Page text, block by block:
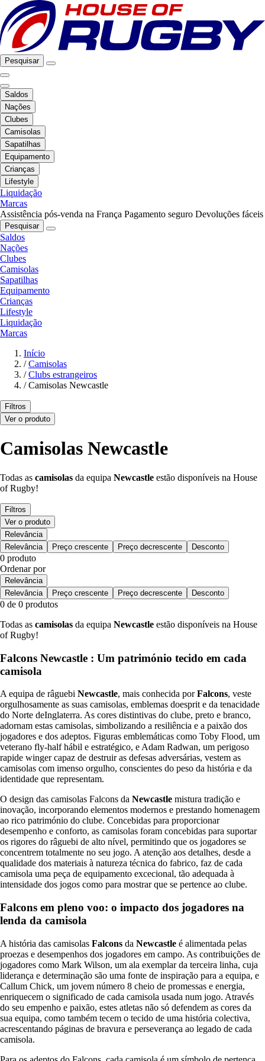
Pesquisar
Saldos
Nações
Clubes
Camisolas
Sapatilhas
Equipamento
Crianças
Lifestyle
Liquidação
Marcas
Assistência pós-venda na França Pagamento seguro Devoluções fáceis
Pesquisar
Saldos
Nações
Clubes
Camisolas
Sapatilhas
Equipamento
Crianças
Lifestyle
Liquidação
Marcas
Início
/ Camisolas
/ Clubs estrangeiros
/ Camisolas Newcastle
Filtros
Ver o produto
Camisolas Newcastle
Todas as camisolas da equipa Newcastle estão disponíveis na House
of Rugby!
Filtros
Ver o produto
Relevância
Relevância
Preço crescente Preço decrescente Desconto
0 produto
Ordenar por
Relevância
Relevância
Preço crescente Preço decrescente Desconto
0 de 0 produtos
Todas as camisolas da equipa Newcastle estão disponíveis na House
of Rugby!
Falcons Newcastle : Um património tecido em cada
camisola
A equipa de râguebi Newcastle, mais conhecida porFalcons, veste
orgulhosamente as suas camisolas, emblemas doesprit e da tenacidade
do Norte deInglaterra. As cores distintivas do clube, preto e branco,
adornam estas camisolas, simbolizando a resiliência e a paixão dos
jogadores e dos adeptos. Figuras emblemáticas como Toby Flood, um
veterano fly-half hábil e estratégico, e Adam Radwan, um perigoso
rapide winger capaz de destruir as defesas adversárias, vestem as
camisolas com imenso orgulho, conscientes do peso da história e da
identidade que representam.
O design das camisolas Falcons da Newcastle mistura tradição e
inovação, incorporando elementos modernos e prestando homenagem
ao rico património do clube. Concebidas para proporcionar
desempenho e conforto, as camisolas foram concebidas para suportar
os rigores do râguebi de alto nível, permitindo que os jogadores se
concentrem totalmente no seu jogo. A atenção aos detalhes, desde a
qualidade dos materiais à natureza técnica do fabrico, faz de cada
camisola uma peça de equipamento excecional, tão adequada à
intensidade dos jogos como para mostrar que se pertence ao clube.
Falcons em pleno voo: o impacto dos jogadores na
lenda da camisola
A história das camisolas Falcons da Newcastle é alimentada pelas
proezas e desempenhos dos jogadores em campo. As contribuições de
jogadores como Mark Wilson, um ala exemplar da terceira linha, cuja
liderança e determinação são uma fonte de inspiração para a equipa, e
Callum Chick, um jovem número 8 cheio de promessas e energia,
enriquecem o significado de cada camisola usada num jogo. Através
do seu empenho e paixão, estes atletas não só defendem as cores da
sua equipa, como também tecem o tecido de uma história colectiva,
acrescentando páginas de bravura e perseverança ao legado de cada
camisola.